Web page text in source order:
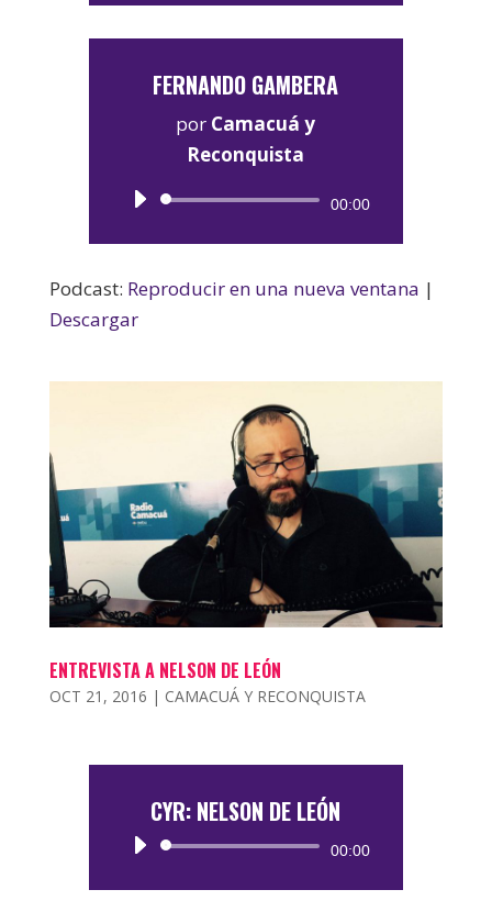
FERNANDO GAMBERA
por Camacuá y
Reconquista
Reproductor
00:00
Podcast: Reproducir en una nueva ventana |
Descargar
ENTREVISTA A NELSON DE LEÓN
OCT 21, 2016 | CAMACUÁ Y RECONQUISTA
CYR: NELSON DE LEÓN
Reproductor
00:00